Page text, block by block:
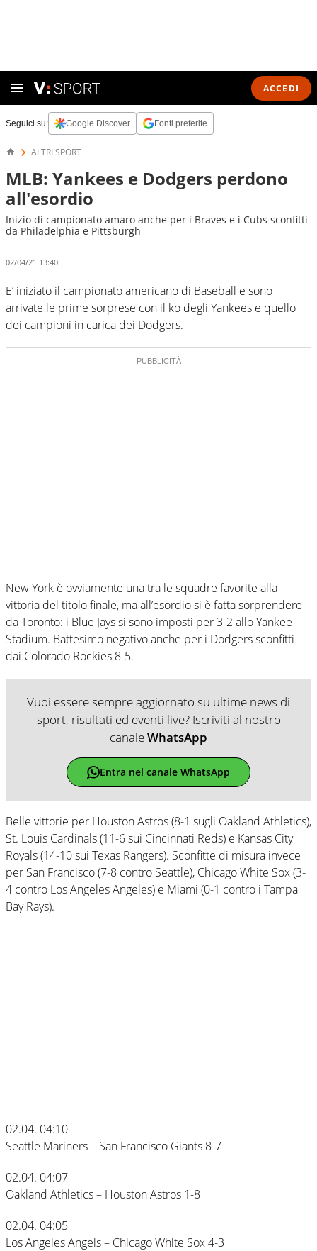
ACCEDI
Seguici su: Google Discover Fonti preferite
ALTRI SPORT
MLB: Yankees e Dodgers perdono
all'esordio
Inizio di campionato amaro anche per i Braves e i Cubs sconfitti
da Philadelphia e Pittsburgh
02/04/21 13:40
E’ iniziato il campionato americano di Baseball e sono
arrivate le prime sorprese con il ko degli Yankees e quello
dei campioni in carica dei Dodgers.
New York è ovviamente una tra le squadre favorite alla
vittoria del titolo finale, ma all’esordio si è fatta sorprendere
da Toronto: i Blue Jays si sono imposti per 3-2 allo Yankee
Stadium. Battesimo negativo anche per i Dodgers sconfitti
dai Colorado Rockies 8-5.
Vuoi essere sempre aggiornato su ultime news di
sport, risultati ed eventi live? Iscriviti al nostro
canaleWhatsApp
Entra nel canale WhatsApp
Belle vittorie per Houston Astros (8-1 sugli Oakland Athletics),
St. Louis Cardinals (11-6 sui Cincinnati Reds) e Kansas City
Royals (14-10 sui Texas Rangers). Sconfitte di misura invece
per San Francisco (7-8 contro Seattle), Chicago White Sox (3-
4 contro Los Angeles Angeles) e Miami (0-1 contro i Tampa
Bay Rays).
02.04. 04:10
Seattle Mariners – San Francisco Giants 8-7
02.04. 04:07
Oakland Athletics – Houston Astros 1-8
02.04. 04:05
Los Angeles Angels – Chicago White Sox 4-3